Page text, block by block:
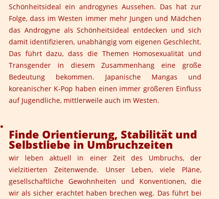
Schönheitsideal ein androgynes Aussehen. Das hat zur
Folge, dass im Westen immer mehr Jungen und Mädchen
das Androgyne als Schönheitsideal entdecken und sich
damit identifizieren, unabhängig vom eigenen Geschlecht.
Das führt dazu, dass die Themen Homosexualität und
Transgender in diesem Zusammenhang eine große
Bedeutung bekommen. Japanische Mangas und
koreanischer K-Pop haben einen immer größeren Einfluss
auf Jugendliche, mittlerweile auch im Westen.
Finde Orientierung, Stabilität und
Selbstliebe in Umbruchzeiten
wir leben aktuell in einer Zeit des Umbruchs, der
vielzitierten Zeitenwende. Unser Leben, viele Pläne,
gesellschaftliche Gewohnheiten und Konventionen, die
wir als sicher erachtet haben brechen weg. Das führt bei